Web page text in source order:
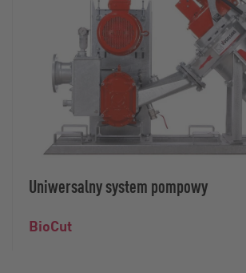
Uniwersalny system pompowy
BioCut